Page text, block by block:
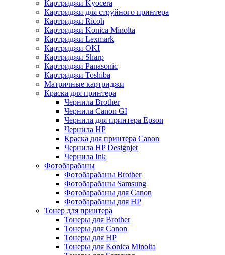
Картриджи Kyocera
Картриджи для струйного принтера
Картриджи Ricoh
Картриджи Konica Minolta
Картриджи Lexmark
Картриджи OKI
Картриджи Sharp
Картриджи Panasonic
Картриджи Toshiba
Матричные картриджи
Краска для принтера
Чернила Brother
Чернила Canon GI
Чернила для принтера Epson
Чернила HP
Краска для принтера Canon
Чернила HP Designjet
Чернила Ink
Фотобарабаны
Фотобарабаны Brother
Фотобарабаны Samsung
Фотобарабаны для Canon
Фотобарабаны для HP
Тонер для принтера
Тонеры для Brother
Тонеры для Canon
Тонеры для HP
Тонеры для Konica Minolta